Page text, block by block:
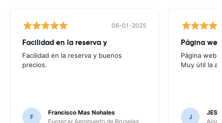
06-01-2025
Facilidad en la reserva y
Facilidad en la reserva y buenos
precios.
F
Francisco Mas Nohales
Europcar Aeropuerto de Bruselas
Página
Página web
Muy útil la
J